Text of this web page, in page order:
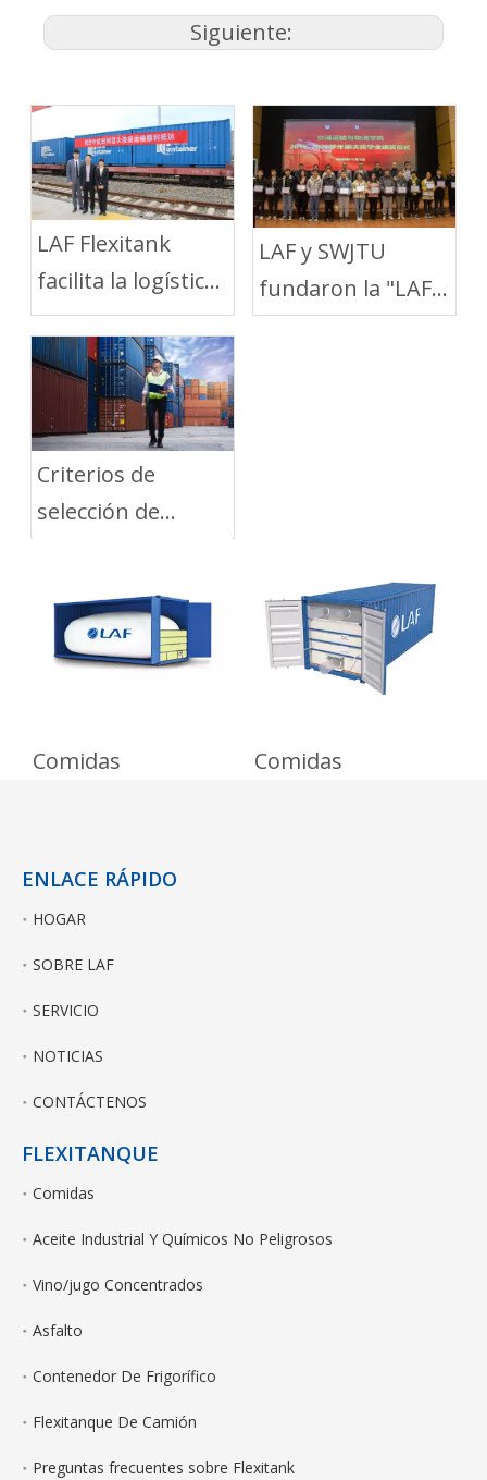
Siguiente:
LAF Flexitank
facilita la logística
de aceite
comestible entre
China y Rusia
LAF y SWJTU
fundaron la "LAF
Beca "
Criterios de
selección de
Comidas Comidas
ENLACE RÁPIDO
HOGAR
SOBRE LAF
SERVICIO
NOTICIAS
CONTÁCTENOS
FLEXITANQUE
Comidas
Aceite Industrial Y Químicos No Peligrosos
Vino/jugo Concentrados
Asfalto
Contenedor De Frigorífico
Flexitanque De Camión
Preguntas frecuentes sobre Flexitank